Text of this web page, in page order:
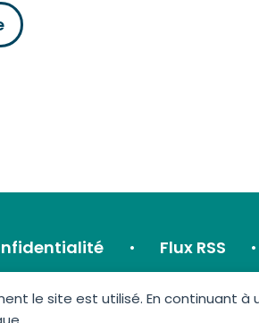
le site est utilisé. En continuant à
Flux RSS